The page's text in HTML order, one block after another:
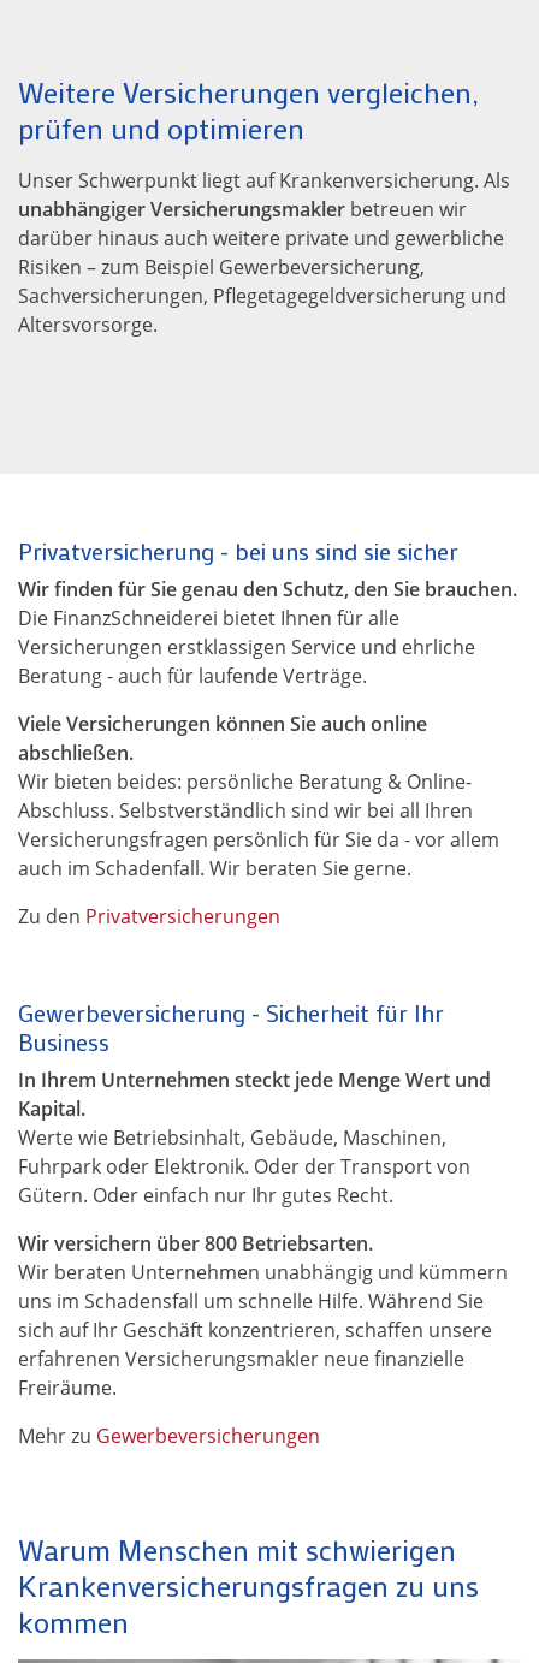
Weitere Versicherungen vergleichen,
prüfen und optimieren
Unser Schwerpunkt liegt auf Krankenversicherung. Als
unabhängiger Versicherungsmakler betreuen wir
darüber hinaus auch weitere private und gewerbliche
Risiken – zum Beispiel Gewerbeversicherung,
Sachversicherungen, Pflegetagegeldversicherung und
Altersvorsorge.
Privatversicherung - bei uns sind sie sicher
Wir finden für Sie genau den Schutz, den Sie brauchen.
Die FinanzSchneiderei bietet Ihnen für alle
Versicherungen erstklassigen Service und ehrliche
Beratung - auch für laufende Verträge.
Viele Versicherungen können Sie auch online
abschließen.
Wir bieten beides: persönliche Beratung & Online-
Abschluss. Selbstverständlich sind wir bei all Ihren
Versicherungsfragen persönlich für Sie da - vor allem
auch im Schadenfall. Wir beraten Sie gerne.
Zu den Privatversicherungen
Gewerbeversicherung - Sicherheit für Ihr
Business
In Ihrem Unternehmen steckt jede Menge Wert und
Kapital.
Werte wie Betriebsinhalt, Gebäude, Maschinen,
Fuhrpark oder Elektronik. Oder der Transport von
Gütern. Oder einfach nur Ihr gutes Recht.
Wir versichern über 800 Betriebsarten.
Wir beraten Unternehmen unabhängig und kümmern
uns im Schadensfall um schnelle Hilfe. Während Sie
sich auf Ihr Geschäft konzentrieren, schaffen unsere
erfahrenen Versicherungsmakler neue finanzielle
Freiräume.
Mehr zu Gewerbeversicherungen
Warum Menschen mit schwierigen
Krankenversicherungsfragen zu uns
kommen